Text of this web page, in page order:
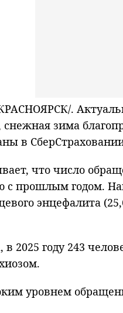
.
снежная зима
в
что число
с прошлым годом.
энцефалита
в 2025 году 243
уровнем